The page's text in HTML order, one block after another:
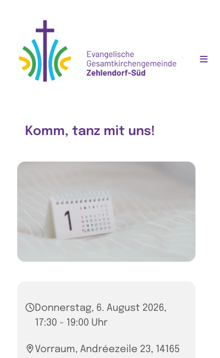
Komm, tanz mit uns!
Donnerstag, 6. August 2026,
17:30 - 19:00 Uhr
Vorraum, Andréezeile 23, 14165